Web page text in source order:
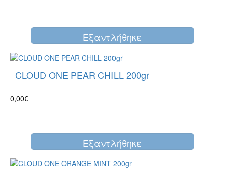
Eξαντλήθηκε
CLOUD ONE PEAR CHILL 200gr
0,00€
Eξαντλήθηκε